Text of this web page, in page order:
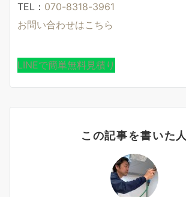
TEL： 070-8318-3961
お問い合わせはこちら
LINEで簡単無料見積り
この記事を書いた人